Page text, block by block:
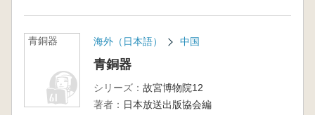
青銅器 海外（日本語） 中国
青銅器
シリーズ： 故宮博物院12
著者： 日本放送出版協会編